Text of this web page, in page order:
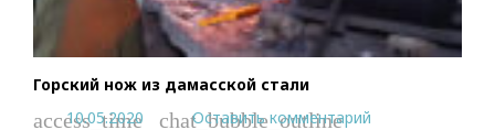
Горский нож из дамасской стали
access_time
10.05.2020 chat_bubble_outline
Оставить комментарий